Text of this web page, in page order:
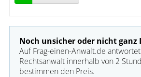
Noch unsicher oder nicht ganz
Auf Frag-einen-Anwalt.de
Rechtsanwalt innerhalb von 2
bestimmen den Preis.